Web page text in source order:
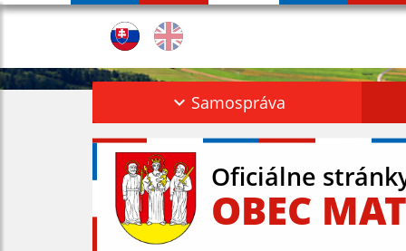
Samospráva
Oficiálne
OBEC